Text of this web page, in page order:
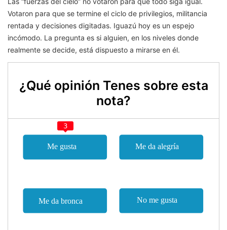
Votaron para que se termine el ciclo de privilegios, militancia
rentada y decisiones digitadas. Iguazú hoy es un espejo
incómodo. La pregunta es si alguien, en los niveles donde
realmente se decide, está dispuesto a mirarse en él.
¿Qué opinión Tenes sobre esta
nota?
3